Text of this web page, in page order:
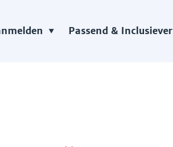
Passend & Inclusiever